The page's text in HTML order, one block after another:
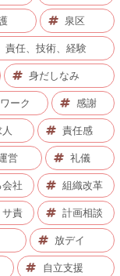
泉区
責任、技術、経験
身だしなみ
ーク 感謝
責任感
営 礼儀
社 組織改革
サ責 計画相談
放デイ
自立支援